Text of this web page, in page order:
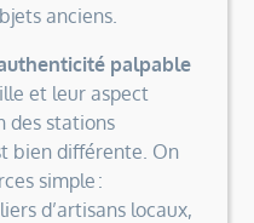
anciens.
palpable
et leur aspect
des stations
bien différente. On
simple :
d’artisans locaux,